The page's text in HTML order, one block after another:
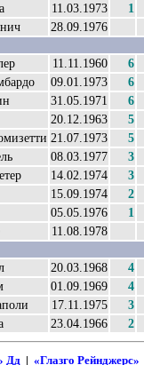
11.03.1973 1
28.09.1976
11.11.1960 6
09.01.1973 6
31.05.1971 6
20.12.1963 5
21.07.1973 5
08.03.1977 3
14.02.1974 3
15.09.1974 2
05.05.1976 1
11.08.1978
20.03.1968 4
01.09.1969 4
17.11.1975 3
23.04.1966 2
Дд| «Глазго Рейнджерс»